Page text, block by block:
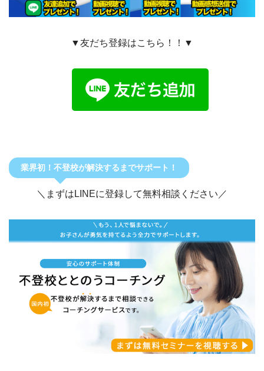
▼友だち登録はこちら！！▼
業界初！不登校が解決するまでサポート！
＼まずはLINEに登録して無料相談ください／